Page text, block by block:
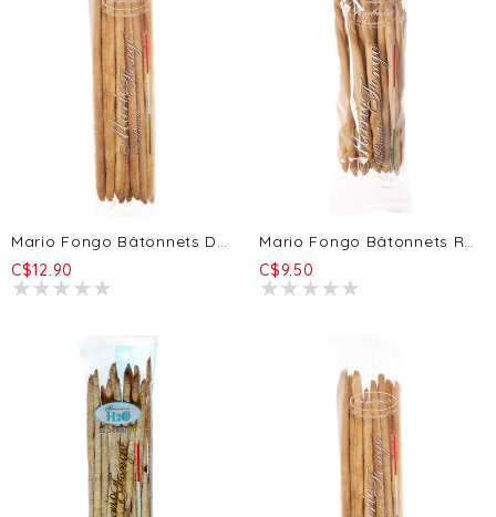
Mario Fongo Bâtonnets De Pain Étirés - Farine De Maïs 200gr
C$12.90
Mario Fongo Bâtonnets Rubata - Classique Original 200g
C$9.50